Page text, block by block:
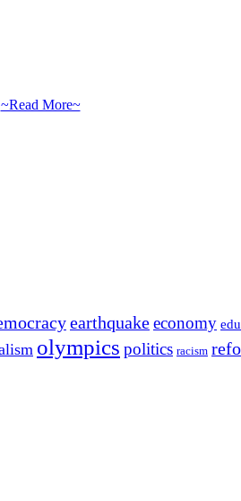
~Read More~
earthquakeeconomy
olympics politics racism